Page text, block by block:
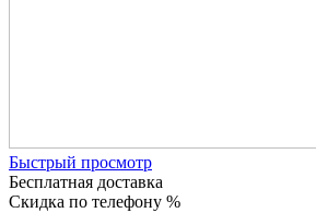
Быстрый просмотр
Бесплатная доставка
Скидка по телефону %